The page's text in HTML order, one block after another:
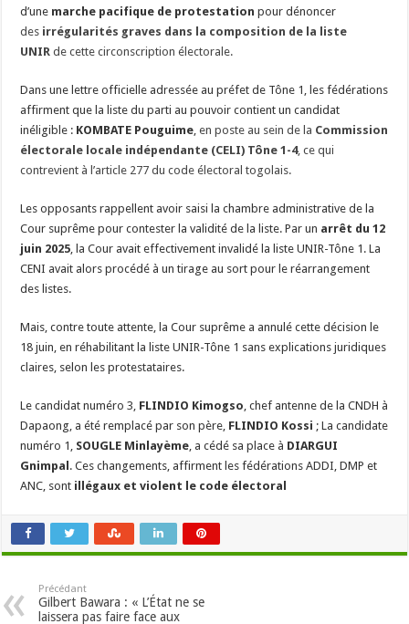
d’une marche pacifique de protestation pour dénoncer
des irrégularités graves dans la composition de la liste
UNIR de cette circonscription électorale.
Dans une lettre officielle adressée au préfet de Tône 1, les fédérations
affirment que la liste du parti au pouvoir contient un candidat
inéligible : KOMBATE Pouguime,en poste au sein de la Commission
électorale locale indépendante (CELI) Tône 1-4, ce qui
contrevient à l’article 277 du code électoral togolais.
Les opposants rappellent avoir saisi la chambre administrative de la
Cour suprême pour contester la validité de la liste. Par un arrêt du 12
juin 2025, la Cour avait effectivement invalidé la liste UNIR-Tône 1. La
CENI avait alors procédé à un tirage au sort pour le réarrangement
des listes.
Mais, contre toute attente, la Cour suprême a annulé cette décision le
18 juin, en réhabilitant la liste UNIR-Tône 1 sans explications juridiques
claires, selon les protestataires.
Le candidat numéro 3, FLINDIO Kimogso, chef antenne de la CNDH à
Dapaong, a été remplacé par son père, FLINDIO Kossi ; La candidate
numéro 1, SOUGLE Minlayème, a cédé sa place à DIARGUI
Gnimpal . Ces changements, affirment les fédérations ADDI, DMP et
ANC, sont illégaux et violent le code électoral
Précédant
Gilbert Bawara : « L’État ne se
laissera pas faire face aux